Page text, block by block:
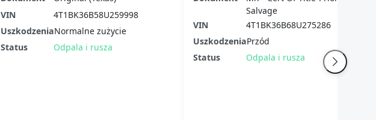
VIN
4T1BK36B58U259998
UszkodzeniaNormalne zużycie
Status
Odpala i rusza
Salvage
VIN
4T1BK36B68U275286
UszkodzeniaPrzód
Status
Odpala i rusza